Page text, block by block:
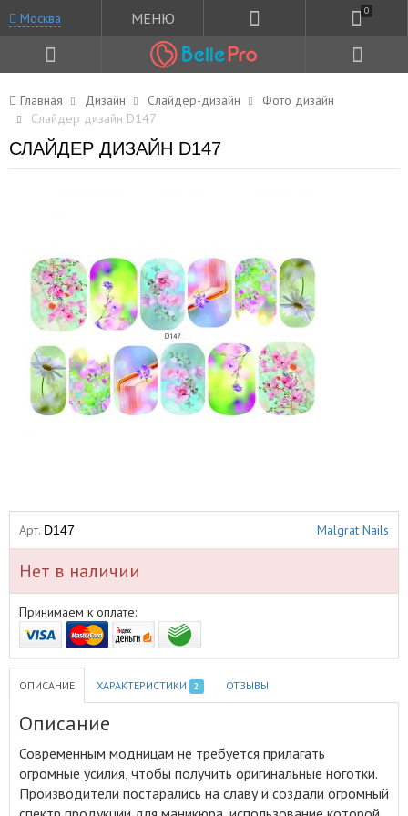
Москва МЕНЮ 0
Главная Дизайн Слайдер-дизайн
Фото дизайн
Слайдер дизайн D147
СЛАЙДЕР ДИЗАЙН D147
Арт. D147 Malgrat Nails
Нет в наличии
Принимаем к оплате:
ОПИСАНИЕ ХАРАКТЕРИСТИКИ 2 ОТЗЫВЫ
Описание
Современным модницам не требуется прилагать
огромные усилия, чтобы получить оригинальные ноготки.
Производители постарались на славу и создали огромный